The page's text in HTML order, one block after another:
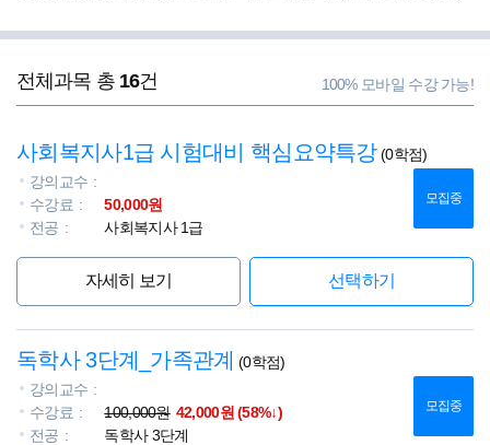
전체과목 총 16건 100% 모바일 수강 가능!
사회복지사1급 시험대비 핵심요약특강(0학점)
강의교수
수강료
50,000원
전공
사회복지사 1급
모집중
자세히 보기 선택하기
독학사 3단계_가족관계 (0학점)
강의교수
수강료
100,000원 42,000원 (58%↓)
전공
독학사 3단계
모집중